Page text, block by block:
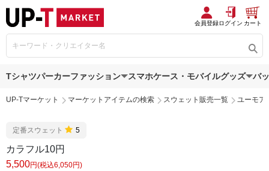
会員登録ログイン カート
Tシャツパーカーファッション スマホケース・モバイルグッズ バ
UP-Tマーケット マーケットアイテムの検索 スウェット販売一覧 ユーモア
定番スウェット 5
カラフル10円
5,500円(税込6,050円)